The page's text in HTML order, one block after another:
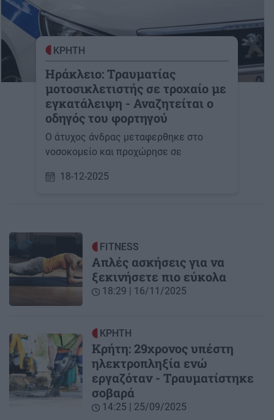
ΚΡΗΤΗ
Ηράκλειο: Τραυματίας
μοτοσικλετιστής σε τροχαίο με
εγκατάλειψη - Αναζητείται ο
οδηγός του φορτηγού
Ο άτυχος άνδρας μεταφερθηκε στο
νοσοκομείο και προχώρησε σε
18-12-2025
FITNESS
Απλές ασκήσεις για να
ξεκινήσετε πιο εύκολα
18:29 | 16/11/2025
ΚΡΗΤΗ
Κρήτη: 29χρονος υπέστη
ηλεκτροπληξία ενώ
εργαζόταν - Τραυματίστηκε
σοβαρά
14:25 | 25/09/2025